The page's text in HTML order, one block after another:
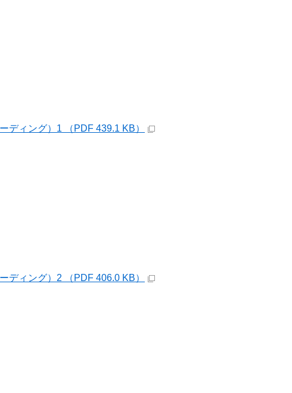
ディング）1 （PDF 439.1 KB）
ディング）2 （PDF 406.0 KB）